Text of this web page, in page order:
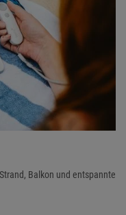
Balkon und entspannte